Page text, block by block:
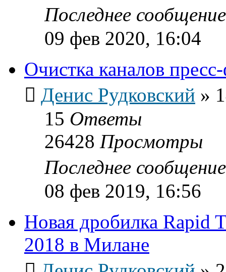
Последнее
09 фев 2020, 16:04
Очистка каналов
Денис Рудковский »
15 Ответы
26428 Просмотры
Последнее
08 фев 2019, 16:56
Новая дробилка Rapid
2018 в Милане